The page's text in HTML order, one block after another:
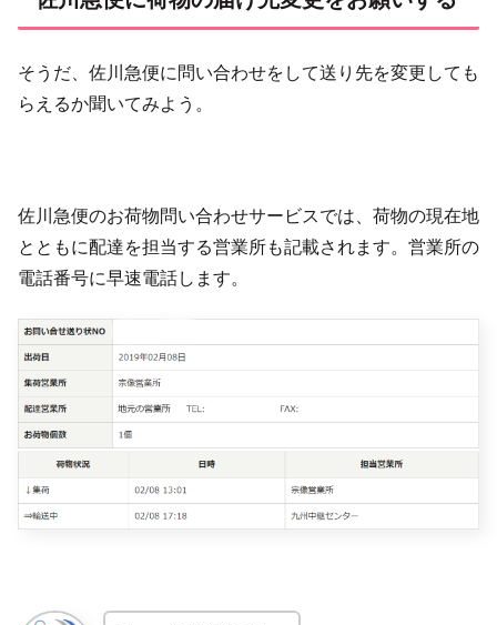
そうだ、佐川急便に問い合わせをして送り先を変更しても
らえるか聞いてみよう。
佐川急便のお荷物問い合わせサービスでは、荷物の現在地
とともに配達を担当する営業所も記載されます。営業所の
電話番号に早速電話します。